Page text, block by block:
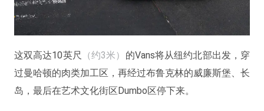
这双高达10英尺 （约3米） 的Vans将从纽约北部出发，穿
过曼哈顿的肉类加工区，再经过布鲁克林的威廉斯堡、长
岛，最后在艺术文化街区Dumbo区停下来。